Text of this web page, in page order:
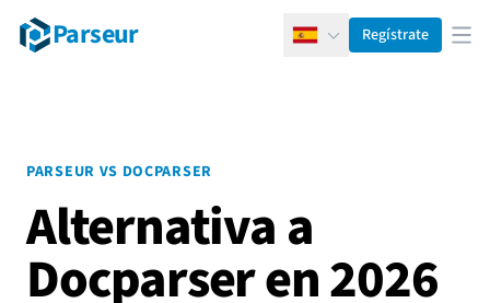
Parseur EspañolRegístrate
PARSEUR VS DOCPARSER
Alternativa a
Docparser en 2026